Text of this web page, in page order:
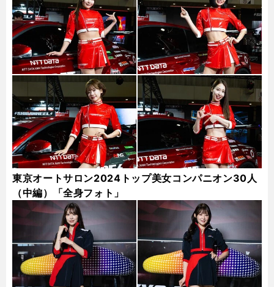
東京オートサロン2024トップ美女コンパニオン30人
（中編）「全身フォト」